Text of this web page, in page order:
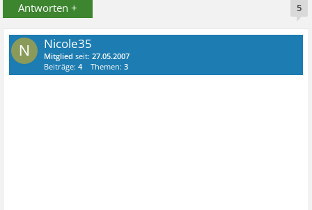
Antworten + 5
N Nicole35
Mitglied seit:27.05.2007
Beiträge:4 Themen:3